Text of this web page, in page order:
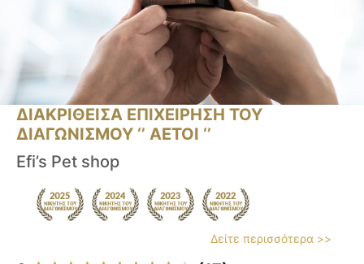
ΔΙΑΚΡΙΘΕΙΣΑ ΕΠΙΧΕΙΡΗΣΗ ΤΟΥ
ΔΙΑΓΩΝΙΣΜΟΥ ‘’ ΑΕΤΟΙ ‘’
Efi’s Pet shop
Δείτε περισσότερα >>